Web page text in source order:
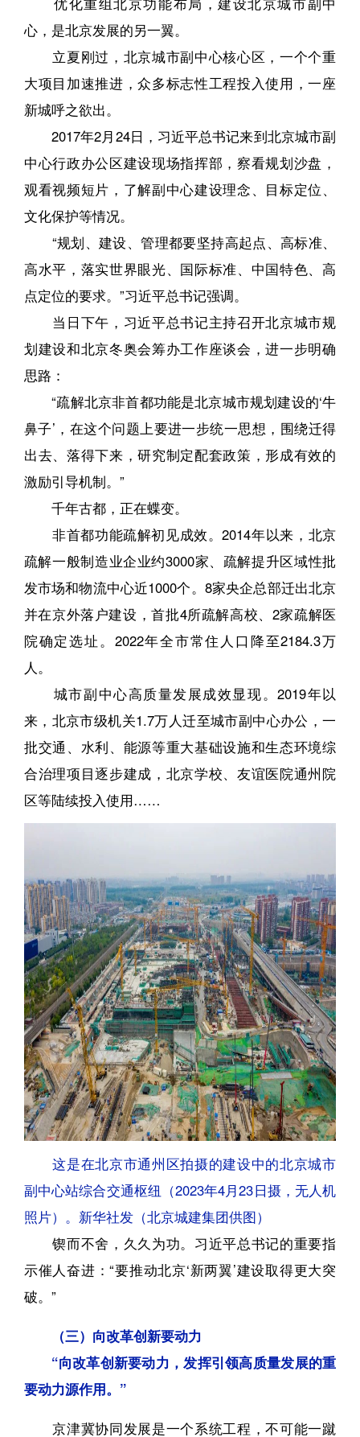
心，是北京发展的另一翼。
立夏刚过，北京城市副中心核心区，一个个重
大项目加速推进，众多标志性工程投入使用，一座
新城呼之欲出。
2017年2月24日，习近平总书记来到北京城市副
中心行政办公区建设现场指挥部，察看规划沙盘，
观看视频短片，了解副中心建设理念、目标定位、
文化保护等情况。
“规划、建设、管理都要坚持高起点、高标准、
高水平，落实世界眼光、国际标准、中国特色、高
点定位的要求。”习近平总书记强调。
当日下午，习近平总书记主持召开北京城市规
划建设和北京冬奥会筹办工作座谈会，进一步明确
思路：
“疏解北京非首都功能是北京城市规划建设的‘牛
鼻子’，在这个问题上要进一步统一思想，围绕迁得
出去、落得下来，研究制定配套政策，形成有效的
激励引导机制。”
千年古都，正在蝶变。
非首都功能疏解初见成效。2014年以来，北京
疏解一般制造业企业约3000家、疏解提升区域性批
发市场和物流中心近1000个。8家央企总部迁出北京
并在京外落户建设，首批4所疏解高校、2家疏解医
院确定选址。2022年全市常住人口降至2184.3万
人。
城市副中心高质量发展成效显现。2019年以
来，北京市级机关1.7万人迁至城市副中心办公，一
批交通、水利、能源等重大基础设施和生态环境综
合治理项目逐步建成，北京学校、友谊医院通州院
区等陆续投入使用……
这是在北京市通州区拍摄的建设中的北京城市
副中心站综合交通枢纽（2023年4月23日摄，无人机
照片）。新华社发（北京城建集团供图）
锲而不舍，久久为功。习近平总书记的重要指
示催人奋进：“要推动北京‘新两翼’建设取得更大突
破。”
（三）向改革创新要动力
“向改革创新要动力，发挥引领高质量发展的重
要动力源作用。”
京津冀协同发展是一个系统工程，不可能一蹴